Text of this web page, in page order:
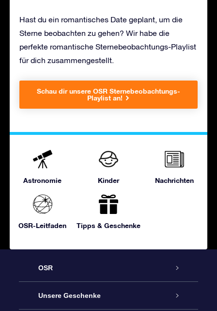
Hast du ein romantisches Date geplant, um die
Sterne beobachten zu gehen? Wir habe die
perfekte romantische Sternebeobachtungs-Playlist
für dich zusammengestellt.
Schau dir unsere OSR Sternebeobachtungs-
Playlist an!
Astronomie Kinder Nachrichten
OSR-Leitfaden Tipps & Geschenke
OSR
Service
Unsere Geschenke